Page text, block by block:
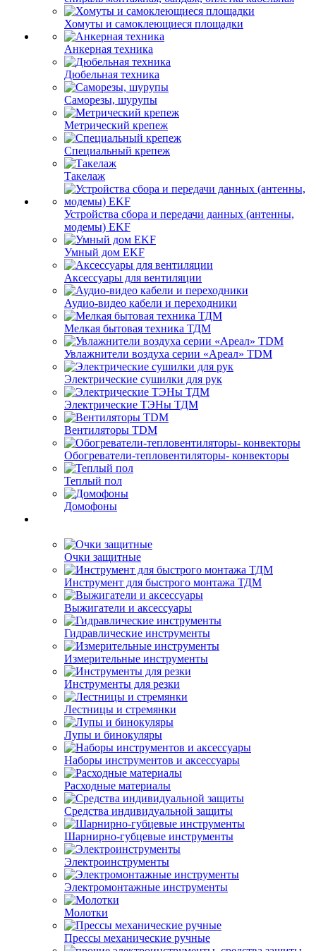
Хомуты и самоклеющиеся площадки
Анкерная техника
Дюбельная техника
Саморезы, шурупы
Метрический крепеж
Специальный крепеж
Такелаж
Устройства сбора и передачи данных (антенны,
модемы) EKF
Умный дом EKF
Аксессуары для вентиляции
Аудио-видео кабели и переходники
Мелкая бытовая техника ТДМ
Увлажнители воздуха серии «Ареал» TDM
Электрические сушилки для рук
Электрические ТЭНы ТДМ
Вентиляторы TDM
Обогреватели-тепловентиляторы- конвекторы
Теплый пол
Домофоны
Очки защитные
Инструмент для быстрого монтажа ТДМ
Выжигатели и аксессуары
Гидравлические инструменты
Измерительные инструменты
Инструменты для резки
Лестницы и стремянки
Лупы и бинокуляры
Наборы инструментов и аксессуары
Расходные материалы
Средства индивидуальной защиты
Шарнирно-губцевые инструменты
Электроинструменты
Электромонтажные инструменты
Молотки
Прессы механические ручные